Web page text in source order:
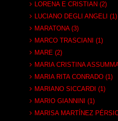
LORENA E CRISTIAN (2)
LUCIANO DEGLI ANGELI (1)
MARATONA (3)
MARCO TRASCIANI (1)
MARE (2)
MARIA CRISTINA
MARIA RITA CONRADO (1)
MARIANO SICCARDI (1)
MARIO GIANNINI (1)
MARISA MARTÍNEZ